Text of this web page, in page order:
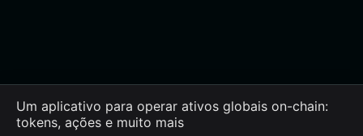
Um aplicativo para operar ativos globais on-chain:
tokens, ações e muito mais